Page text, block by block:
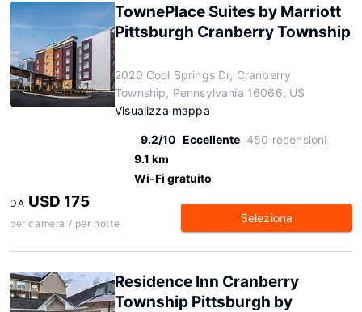
TownePlace Suites by Marriott
Pittsburgh Cranberry Township
2020 Cool Springs Dr, Cranberry
Township, Pennsylvania 16066, US
Visualizza mappa
9.2/10 Eccellente 450 recensioni
9.1 km
Wi-Fi gratuito
DA USD 175
per camera / per notte Seleziona
Residence Inn Cranberry
Township Pittsburgh by